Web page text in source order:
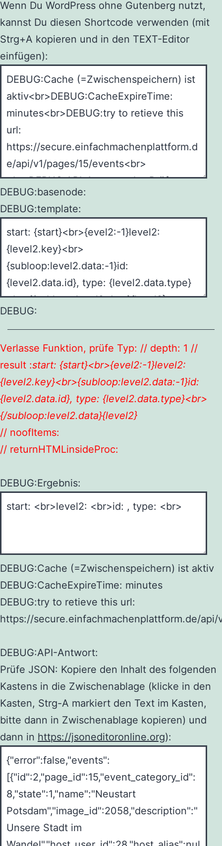
Wenn Du WordPress ohne Gutenberg nutzt,
kannst Du diesen Shortcode verwenden (mit
Strg+A kopieren und in den TEXT-Editor
einfügen):
DEBUG:basenode:
DEBUG:template:
DEBUG:
Verlasse Funktion, prüfe Typ: // depth: 1 //
result :start: {start}<br>{evel2:-1}level2:
{level2.key}<br>{subloop:level2.data:-1}id:
{level2.data.id}, type: {level2.data.type}<br>
{/subloop:level2.data}{level2}
// noofItems:
// returnHTMLinsideProc:
DEBUG:Ergebnis:
DEBUG:Cache (=Zwischenspeichern) ist aktiv
DEBUG:CacheExpireTime: minutes
DEBUG:try to retieve this url:
https://secure.einfachmachenplattform.de/api/
DEBUG:API-Antwort:
Prüfe JSON: Kopiere den Inhalt des folgenden
Kastens in die Zwischenablage (klicke in den
Kasten, Strg-A markiert den Text im Kasten,
bitte dann in Zwischenablage kopieren) und
dann in https://jsoneditoronline.org):